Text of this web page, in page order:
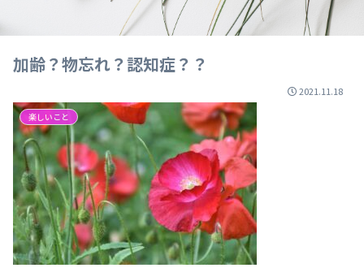
加齢？物忘れ？認知症？？
2021.11.18
楽しいこと